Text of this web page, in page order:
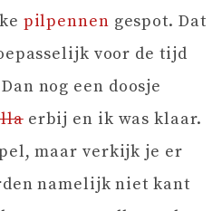
pilpennen gespot. Dat
voor de tijd
nog een doosje
erbij en ik was klaar.
maar verkijk je er
namelijk niet kant